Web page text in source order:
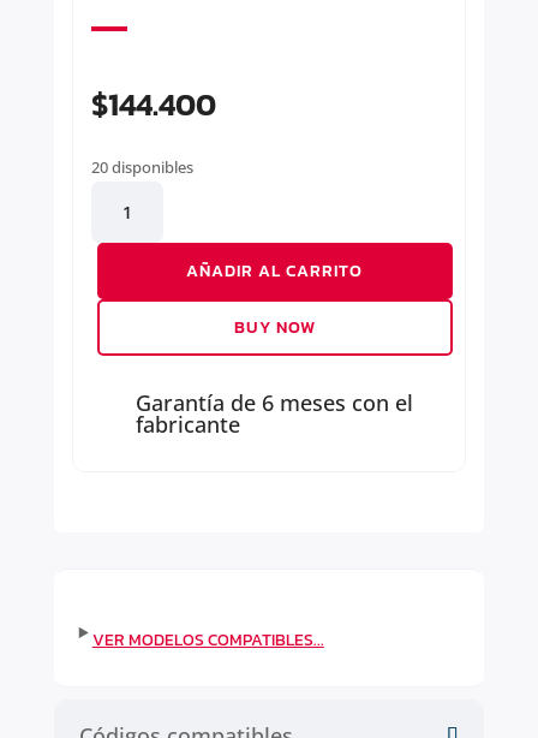
$144.400
20 disponibles
PARTIDA
AÑADIR AL CARRITO
BUY NOW
Garantía de 6 meses con el
fabricante